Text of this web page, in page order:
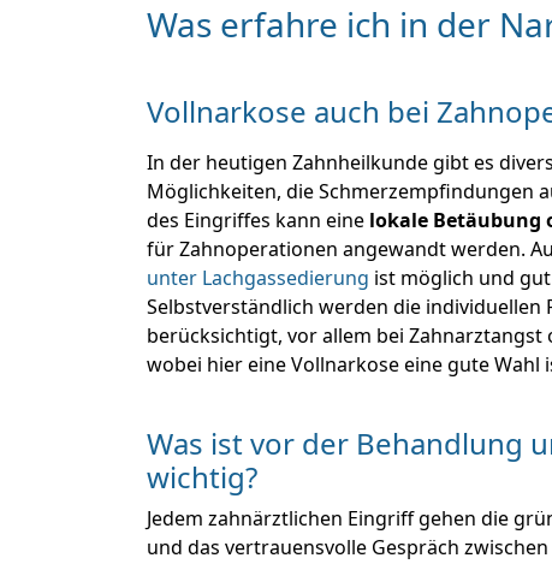
Was erfahre ich in der
Vollnarkose auch bei
In der heutigen Zahnheilkunde gibt es
Möglichkeiten, die Schmerzempfindungen
des Eingriffes kann eine lokale Betäubung
für Zahnoperationen angewandt werden.
unter Lachgassedierung ist möglich und
Selbstverständlich werden die individuellen
berücksichtigt, vor allem bei Zahnarztangst
wobei hier eine Vollnarkose eine gute Wahl
Was ist vor der Behandlung
wichtig?
Jedem zahnärztlichen Eingriff gehen die
und das vertrauensvolle Gespräch